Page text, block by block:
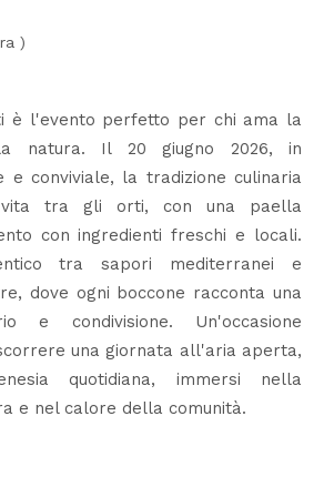
)
è l'evento perfetto per chi ama la
natura. Il 20 giugno 2026, in
e conviviale, la tradizione culinaria
vita tra gli orti, con una paella
con ingredienti freschi e locali.
tra sapori mediterranei e
dove ogni boccone racconta una
e condivisione. Un'occasione
una giornata all'aria aperta,
quotidiana, immersi nella
e nel calore della comunità.